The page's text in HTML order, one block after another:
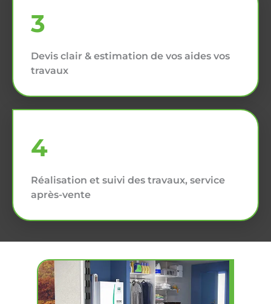
3
Devis clair & estimation de vos aides vos
travaux
4
Réalisation et suivi des travaux, service
après-vente